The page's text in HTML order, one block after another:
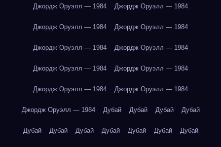
Джордж Оруэлл — 1984 Джордж Оруэлл — 1984
Джордж Оруэлл — 1984 Джордж Оруэлл — 1984
Джордж Оруэлл — 1984 Джордж Оруэлл — 1984
Джордж Оруэлл — 1984 Джордж Оруэлл — 1984
Джордж Оруэлл — 1984 Джордж Оруэлл — 1984
Джордж Оруэлл — 1984 Дубай Дубай Дубай Дубай
Дубай Дубай Дубай Дубай Дубай Дубай Дубай